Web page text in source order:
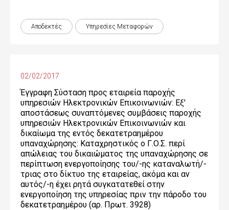
Αποδεκτές Υπηρεσίες Μεταφορών
02/02/2017
Έγγραφη Σύσταση προς εταιρεία παροχής
υπηρεσιών Ηλεκτρονικών Επικοινωνιών: Εξ'
αποστάσεως συναπτόμενες συμβάσεις παροχής
υπηρεσιών Ηλεκτρονικών Επικοινωνιών και
δικαίωμα της εντός δεκατετραημέρου
υπαναχώρησης: Καταχρηστικός ο Γ.Ο.Σ. περί
απώλειας του δικαιώματος της υπαναχώρησης σε
περίπτωση ενεργοποίησης του/-ης καταναλωτή/-
τριας στο δίκτυο της εταιρείας, ακόμα και αν
αυτός/-η έχει ρητά συγκατατεθεί στην
ενεργοποίηση της υπηρεσίας πριν την πάροδο του
δεκατετραημέρου (αρ. Πρωτ. 3928)